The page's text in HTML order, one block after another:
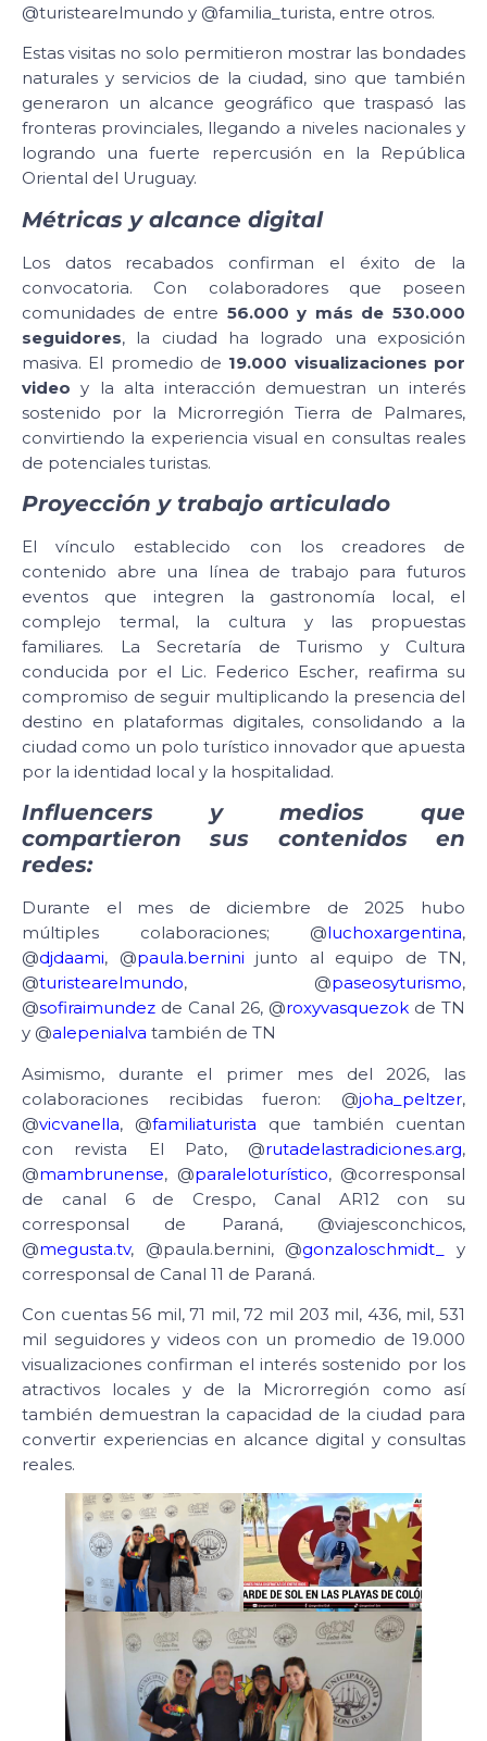
@turistearelmundo y @familia_turista, entre otros.
Estas visitas no solo permitieron mostrar las bondades
naturales y servicios de la ciudad, sino que también
generaron un alcance geográfico que traspasó las
fronteras provinciales, llegando a niveles nacionales y
logrando una fuerte repercusión en la República
Oriental del Uruguay.
Métricas y alcance digital
Los datos recabados confirman el éxito de la
convocatoria. Con colaboradores que poseen
comunidades de entre 56.000 y más de 530.000
seguidores, la ciudad ha logrado una exposición
masiva. El promedio de 19.000 visualizaciones por
video y la alta interacción demuestran un interés
sostenido por la Microrregión Tierra de Palmares,
convirtiendo la experiencia visual en consultas reales
de potenciales turistas.
Proyección y trabajo articulado
El vínculo establecido con los creadores de
contenido abre una línea de trabajo para futuros
eventos que integren la gastronomía local, el
complejo termal, la cultura y las propuestas
familiares. La Secretaría de Turismo y Cultura
conducida por el Lic. Federico Escher, reafirma su
compromiso de seguir multiplicando la presencia del
destino en plataformas digitales, consolidando a la
ciudad como un polo turístico innovador que apuesta
por la identidad local y la hospitalidad.
Influencers y medios que
compartieron sus contenidos en
redes:
Durante el mes de diciembre de 2025 hubo
múltiples colaboraciones; @luchoxargentina,
@djdaami, @paula.bernini junto al equipo de TN,
@turistearelmundo, @paseosyturismo,
@sofiraimundez de Canal 26, @roxyvasquezok de TN
y @alepenialva también de TN
Asimismo, durante el primer mes del 2026, las
colaboraciones recibidas fueron: @joha_peltzer,
@vicvanella, @familiaturista que también cuentan
con revista El Pato, @rutadelastradiciones.arg,
@mambrunense, @paraleloturístico, @corresponsal
de canal 6 de Crespo, Canal AR12 con su
corresponsal de Paraná, @viajesconchicos,
@megusta.tv, @paula.bernini, @gonzaloschmidt_y
corresponsal de Canal 11 de Paraná.
Con cuentas 56 mil, 71 mil, 72 mil 203 mil, 436, mil, 531
mil seguidores y videos con un promedio de 19.000
visualizaciones confirman el interés sostenido por los
atractivos locales y de la Microrregión como así
también demuestran la capacidad de la ciudad para
convertir experiencias en alcance digital y consultas
reales.